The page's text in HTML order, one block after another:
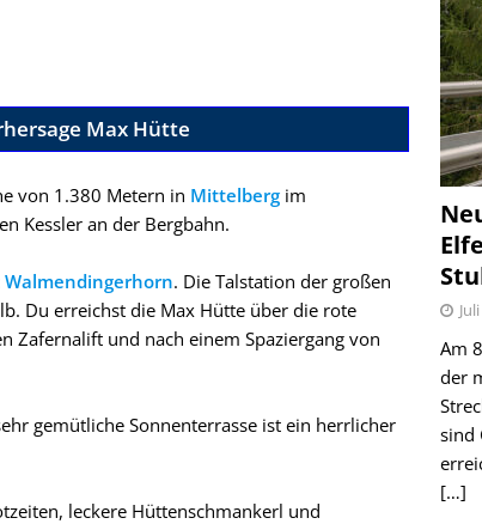
Max Hütte
von 1.380 Metern in Mittelberg im
Kessler an der Bergbahn.
Walmendingerhorn. Die Talstation der großen
Du erreichst die Max Hütte über die rote
Zafernalift und nach einem Spaziergang von
gemütliche Sonnenterrasse ist ein herrlicher
leckere Hüttenschmankerl und
Am
der
sind
[…]